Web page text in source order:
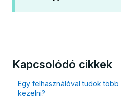
Kapcsolódó cikkek
Egy felhasználóval tudok több
kezelni?